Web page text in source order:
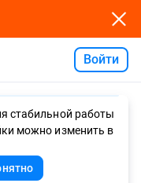
Войти
стабильной работы
можно изменить в